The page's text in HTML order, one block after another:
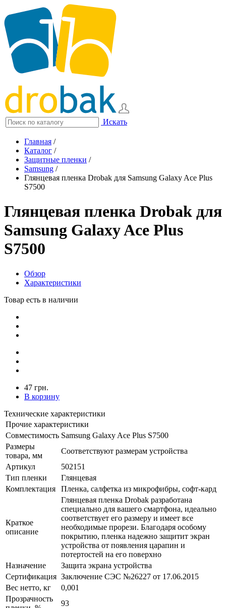
Искать
Главная /
Каталог /
Защитные пленки /
Samsung /
Глянцевая пленка Drobak для Samsung Galaxy Ace Plus
S7500
Глянцевая пленка Drobak для
Samsung Galaxy Ace Plus
S7500
Обзор
Характеристики
Товар есть в наличии
47 грн.
В корзину
Технические характеристики
Прочие характеристики
Совместимость Samsung Galaxy Ace Plus S7500
Размеры
товара, мм
Соответствуют размерам устройства
Артикул
502151
Тип пленки
Глянцевая
Комплектация
Пленка, салфетка из микрофибры, софт-кард
Краткое
описание
Глянцевая пленка Drobak разработана
специально для вашего смартфона, идеально
соответствует его размеру и имеет все
необходимые прорези. Благодаря особому
покрытию, пленка надежно защитит экран
устройства от появления царапин и
потертостей на его поверхно
Назначение
Защита экрана устройства
Сертификация Заключение СЭС №26227 от 17.06.2015
Вес нетто, кг
0,001
Прозрачность
93